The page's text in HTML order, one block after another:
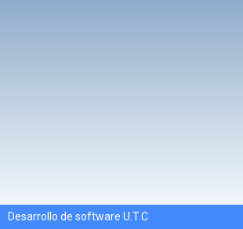
Desarrollo de software U.T.C